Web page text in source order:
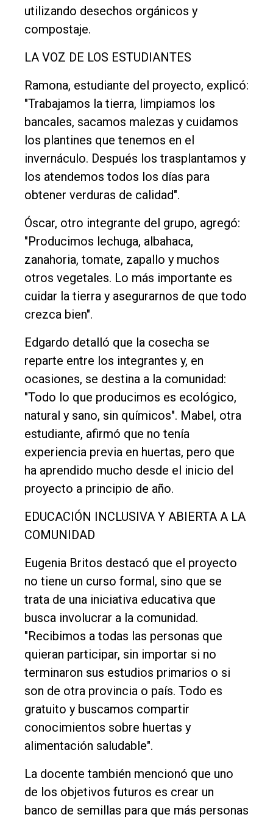
utilizando desechos orgánicos y
compostaje.
LA VOZ DE LOS ESTUDIANTES
Ramona, estudiante del proyecto, explicó:
"Trabajamos la tierra, limpiamos los
bancales, sacamos malezas y cuidamos
los plantines que tenemos en el
invernáculo. Después los trasplantamos y
los atendemos todos los días para
obtener verduras de calidad".
Óscar, otro integrante del grupo, agregó:
"Producimos lechuga, albahaca,
zanahoria, tomate, zapallo y muchos
otros vegetales. Lo más importante es
cuidar la tierra y asegurarnos de que todo
crezca bien".
Edgardo detalló que la cosecha se
reparte entre los integrantes y, en
ocasiones, se destina a la comunidad:
"Todo lo que producimos es ecológico,
natural y sano, sin químicos". Mabel, otra
estudiante, afirmó que no tenía
experiencia previa en huertas, pero que
ha aprendido mucho desde el inicio del
proyecto a principio de año.
EDUCACIÓN INCLUSIVA Y ABIERTA A LA
COMUNIDAD
Eugenia Britos destacó que el proyecto
no tiene un curso formal, sino que se
trata de una iniciativa educativa que
busca involucrar a la comunidad.
"Recibimos a todas las personas que
quieran participar, sin importar si no
terminaron sus estudios primarios o si
son de otra provincia o país. Todo es
gratuito y buscamos compartir
conocimientos sobre huertas y
alimentación saludable".
La docente también mencionó que uno
de los objetivos futuros es crear un
banco de semillas para que más personas